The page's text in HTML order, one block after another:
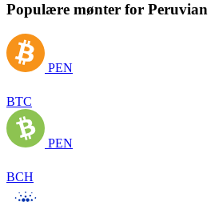
Populære mønter for Peruvian
PEN
BTC
PEN
BCH